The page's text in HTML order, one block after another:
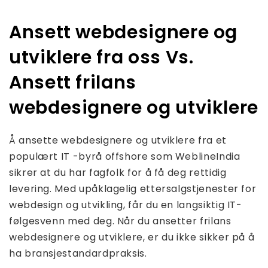
Ansett webdesignere og
utviklere fra oss Vs.
Ansett frilans
webdesignere og utviklere
Å ansette webdesignere og utviklere fra et
populært IT -byrå offshore som WeblineIndia
sikrer at du har fagfolk for å få deg rettidig
levering. Med upåklagelig ettersalgstjenester for
webdesign og utvikling, får du en langsiktig IT-
følgesvenn med deg. Når du ansetter frilans
webdesignere og utviklere, er du ikke sikker på å
ha bransjestandardpraksis.